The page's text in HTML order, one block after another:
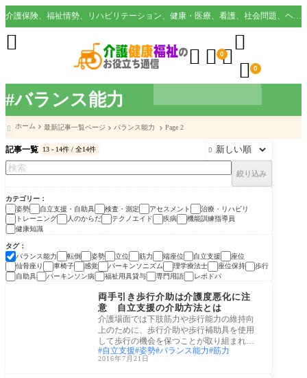
#バランス能力
介護保険、福祉情勢、リハビリテーション、健康・医療、看護、社会問題、ヘルスケア業界など様々な切り口から役立つ情報を配信。
  0

 0

 ホーム 最新記事一覧ページ バランス能力 Page 2
記事一覧 13 - 14件 / 全14件 
絞り込み
カテゴリー
姿勢
自立支援・自助具 検査・測定 アセスメント
治療・リハビリ
トレーニング
人のからだ テクノエイド 疾病
機能訓練指導員
健康知識
タグ
バランス能力
転倒 姿勢 立位 筋力 端座位 自立支援
座位
仙骨座り
車椅子 感覚 パーキンソニズム 理学療法士 座位保持
歩行
自助具
パーキンソン病 福祉用具貸与 専門用語 レボドパ
自立支援・自助具
両手引き歩行介助は介護度悪化に注
意 自立支援の介助方法とは
介護場面では下肢筋力や歩行能力の維持向
上のために、歩行介助や歩行補助具を使用
して歩行の機会を保つことが取り組まれま
す。
自立支援 姿勢 バランス能力 筋力
2016年7月21日